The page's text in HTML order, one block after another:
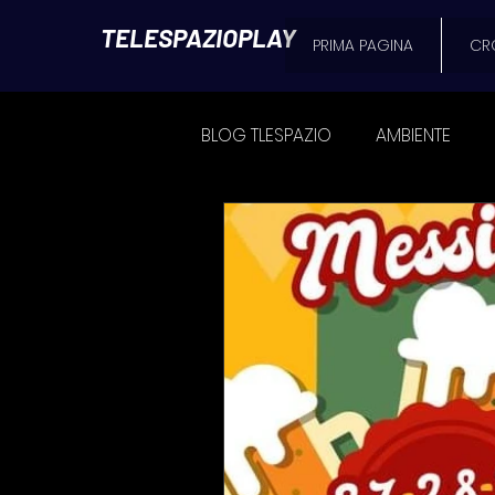
TELESPAZIOPLAY PRIMA PAGINA
BLOG TLESPAZIO AMBIENTE
CRONACA POLITICA
SPAZIO MATTINO
NEWS MESSINA FOOD &
ATTUALITÀ Il Blog di